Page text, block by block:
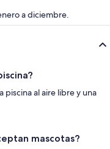
a diciembre.
piscina al aire libre y una
mascotas?